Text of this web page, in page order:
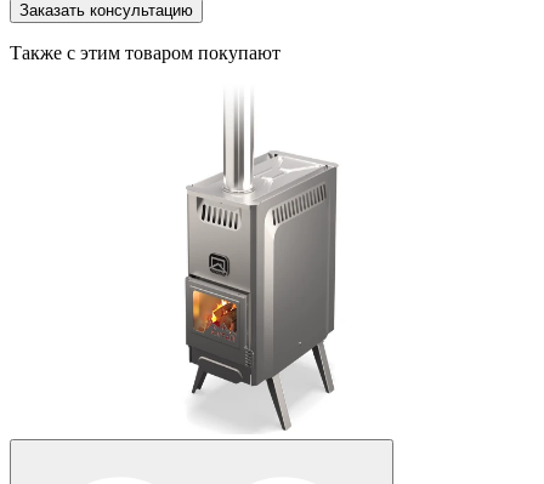
Заказать консультацию
Также с этим товаром покупают